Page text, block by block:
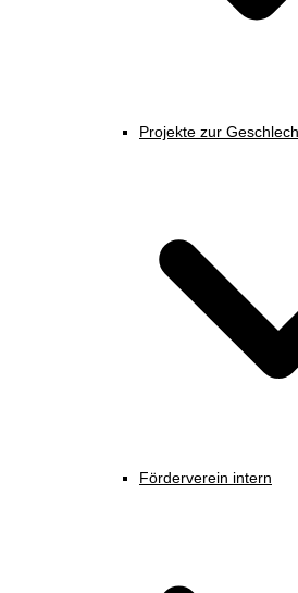
Projekte zur
Förderverein intern